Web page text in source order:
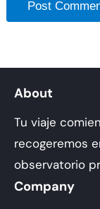
About
Tu viaje
recogeremos
observatorio
Company